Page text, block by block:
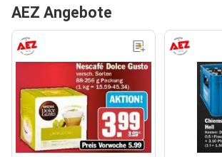
AEZ Angebote